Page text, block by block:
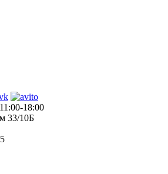
18:00
33/10Б